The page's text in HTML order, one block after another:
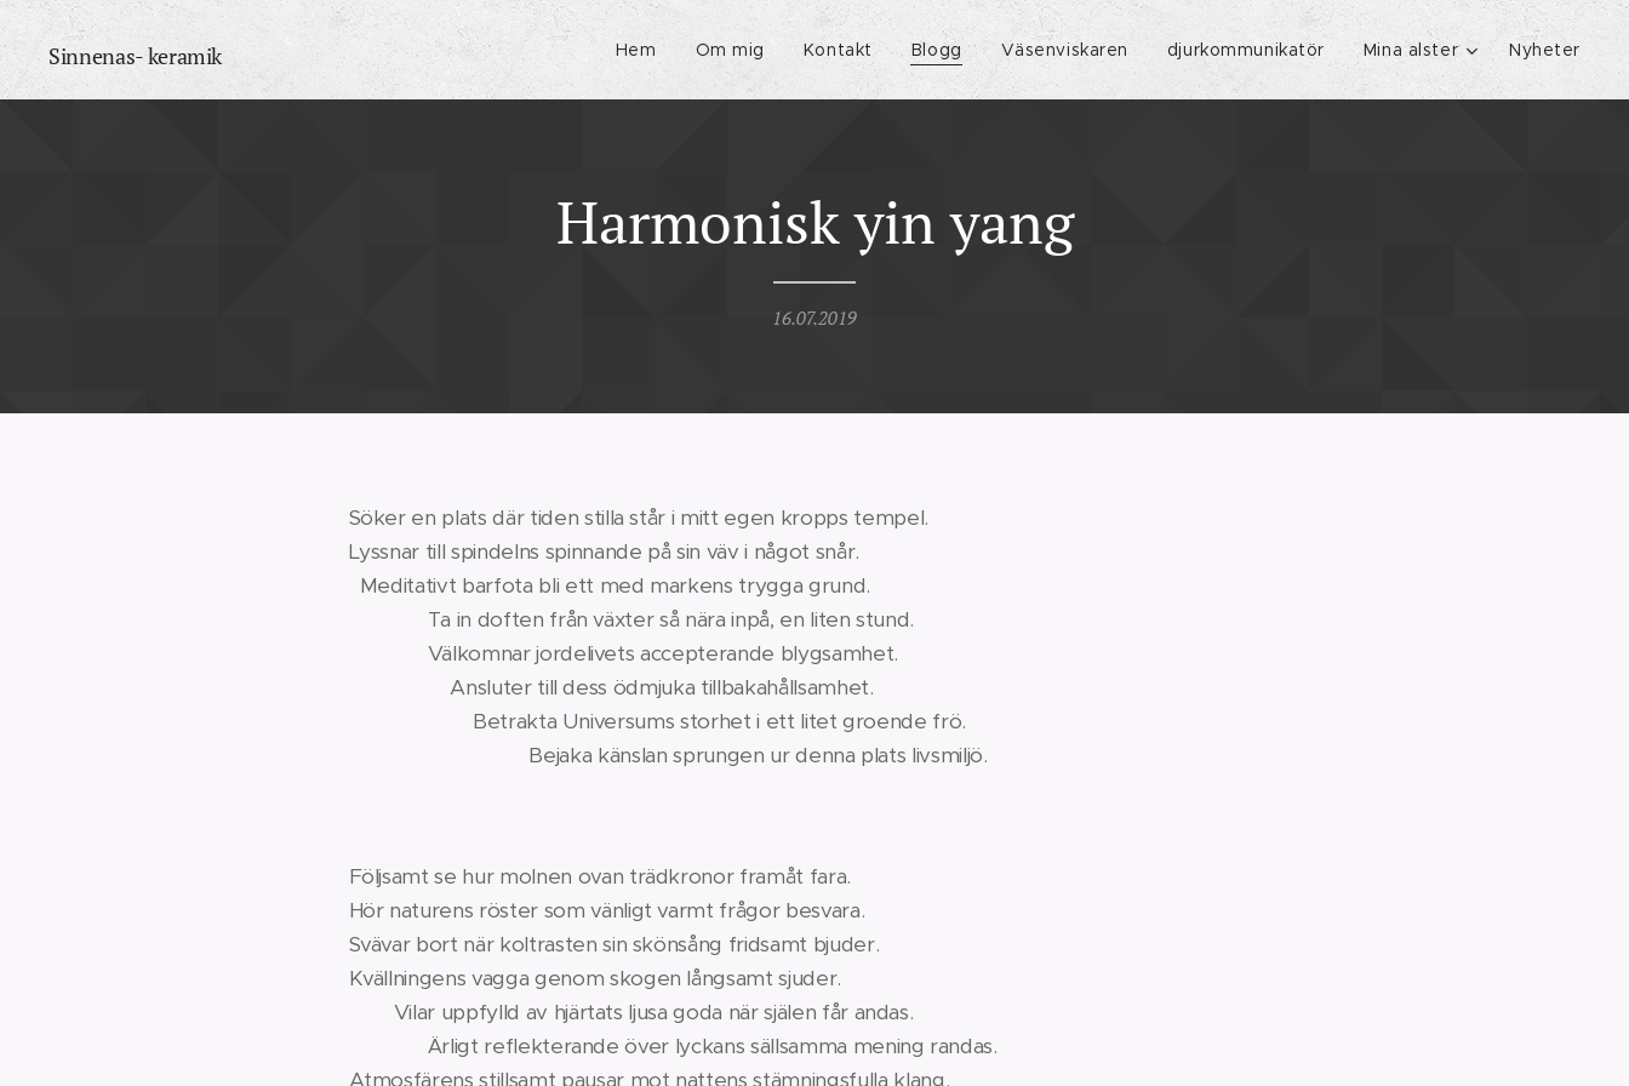
Sinnenas- keramik Hem Om mig Kontakt Blogg Väsenviskaren djurkommunikatör Mina alster Nyheter
Harmonisk yin yang
16.07.2019
Söker en plats där tiden stilla står i mitt egen kropps tempel.
Lyssnar till spindelns spinnande på sin väv i något snår.
Meditativt barfota bli ett med markens trygga grund.
Ta in doften från växter så nära inpå, en liten stund.
Välkomnar jordelivets accepterande blygsamhet.
Ansluter till dess ödmjuka tillbakahållsamhet.
Betrakta Universums storhet i ett litet groende frö.
Bejaka känslan sprungen ur denna plats livsmiljö.
Följsamt se hur molnen ovan trädkronor framåt fara.
Hör naturens röster som vänligt varmt frågor besvara.
Svävar bort när koltrasten sin skönsång fridsamt bjuder.
Kvällningens vagga genom skogen långsamt sjuder.
Vilar uppfylld av hjärtats ljusa goda när själen får andas.
Ärligt reflekterande över lyckans sällsamma mening randas.
Atmosfärens stillsamt pausar mot nattens stämningsfulla klang.